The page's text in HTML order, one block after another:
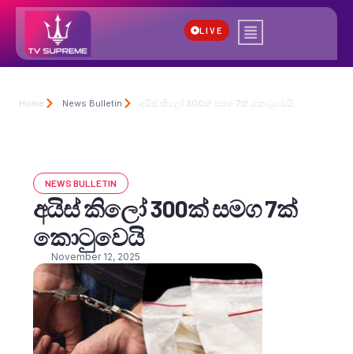
LIVE
Home News Bulletin අයිස් කිලෝ 300ක් සමග 7ක් කොටුවෙයි
NEWS BULLETIN
අයිස් කිලෝ 300ක් සමග 7ක්
කොටුවෙයි
November 12, 2025